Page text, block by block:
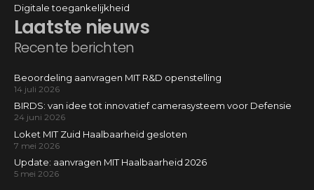
Laatste nieuws
Recente berichten
Beoordeling aanvragen MIT R&D openstelling
14 juli 2026
BIRDS: van idee tot innovatief camerasysteem voor Defensie
24 juni 2026
Loket MIT Zuid Haalbaarheid gesloten
7 mei 2026
Update: aanvragen MIT Haalbaarheid 2026
5 mei 2026
Digitale toegankelijkheid